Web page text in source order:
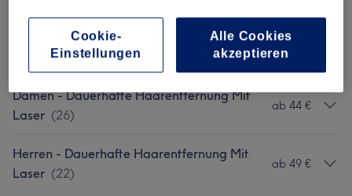
Gesichtsbehandlungen (6 ab 19,90 €
Körperbehandlungen ab 15 €
Damen - Dauerhafte Haarentfernung Mit
Laser (26)
ab 44 €
Herren - Dauerhafte Haarentfernung Mit
Laser (22)
ab 49 €
Cookie-
Einstellungen
Alle Cookies
akzeptieren